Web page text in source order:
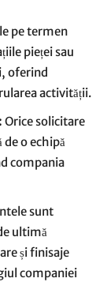
pe termen
pieței sau
oferind
activității.
Orice solicitare
o echipă
compania
sunt
ultimă
și finisaje
companiei